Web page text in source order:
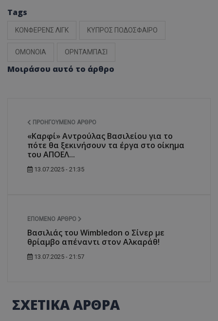
Tags
ΚΟΝΦΕΡΕΝΣ ΛΙΓΚ ΚΥΠΡΟΣ ΠΟΔΟΣΦΑΙΡΟ
ΟΜΟΝΟΙΑ ΟΡΝΤΑΜΠΑΣΙ
Μοιράσου αυτό το άρθρο
ΠΡΟΗΓΟΎΜΕΝΟ ΆΡΘΡΟ
«Καρφί» Αντρούλας Βασιλείου για το
πότε θα ξεκινήσουν τα έργα στο οίκημα
του ΑΠΟΕΛ...
13.07.2025 - 21:35
ΕΠΌΜΕΝΟ ΆΡΘΡΟ
Βασιλιάς του Wimbledon ο Σίνερ με
θρίαμβο απέναντι στον Αλκαράθ!
13.07.2025 - 21:57
ΣΧΕΤΙΚΑ ΑΡΘΡΑ